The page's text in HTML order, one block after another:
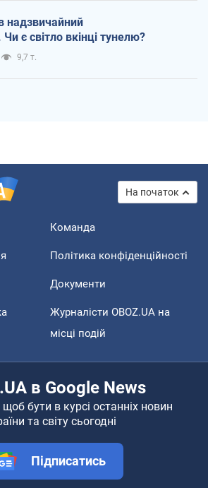
надзвичайний
є світло вкінці тунелю?
9,7 т.
На початок
Команда
Політика конфіденційності
Документи
Журналісти OBOZ.UA на
місці подій
в Google News
щоб бути в курсі останніх новин
та світу сьогодні
Підписатись